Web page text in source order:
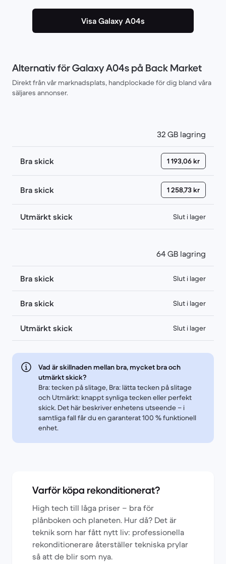
Visa Galaxy A04s
Alternativ för Galaxy A04s på Back Market
Direkt från vår marknadsplats, handplockade för dig bland våra
säljares annonser.
32 GB lagring
Bra skick 1 193,06 kr
Bra skick 1 258,73 kr
Utmärkt skick Slut i lager
64 GB lagring
Bra skick Slut i lager
Bra skick Slut i lager
Utmärkt skick Slut i lager
Vad är skillnaden mellan bra, mycket bra och
utmärkt skick?
Bra: tecken på slitage, Bra: lätta tecken på slitage
och Utmärkt: knappt synliga tecken eller perfekt
skick. Det här beskriver enhetens utseende – i
samtliga fall får du en garanterat 100 % funktionell
enhet.
Varför köpa rekonditionerat?
High tech till låga priser – bra för
plånboken och planeten. Hur då? Det är
teknik som har fått nytt liv: professionella
rekonditionerare återställer tekniska prylar
så att de blir som nya.